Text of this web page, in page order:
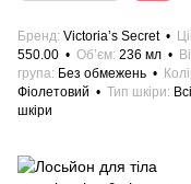
Бренд Victoria’s Secret
550.00
Об’єм 236 мл
група Без обмежень
Фіолетовий
Тип шкіри
шкіри